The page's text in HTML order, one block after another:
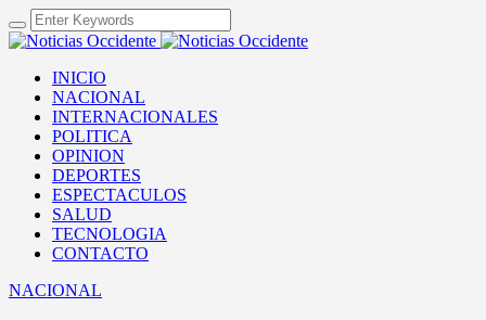
INICIO
NACIONAL
INTERNACIONALES
POLITICA
OPINION
DEPORTES
ESPECTACULOS
SALUD
TECNOLOGIA
CONTACTO
NACIONAL